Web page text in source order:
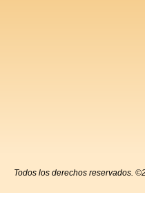
Todos los derechos reservados.